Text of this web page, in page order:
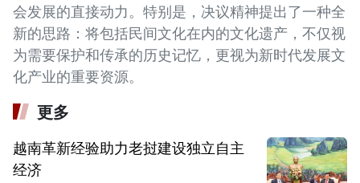
会发展的直接动力。特别是，决议精神提出了一种全
新的思路：将包括民间文化在内的文化遗产，不仅视
为需要保护和传承的历史记忆，更视为新时代发展文
化产业的重要资源。
更多
越南革新经验助力老挝建设独立自主
经济